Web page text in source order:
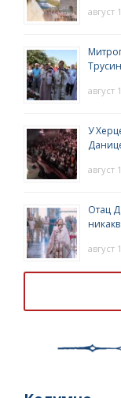
август
август
У
август
Отац
август